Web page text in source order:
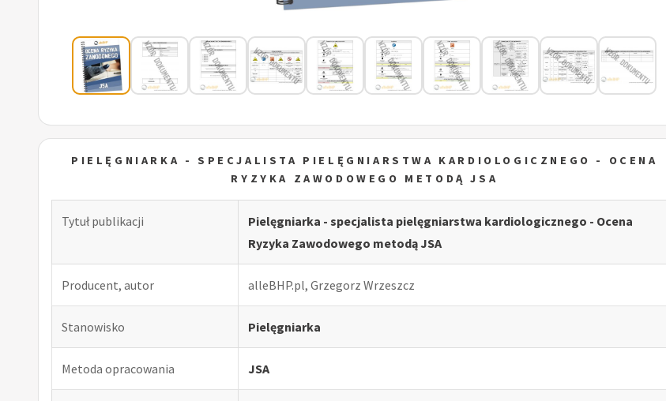
PIELĘGNIARKA - SPECJALISTA PIELĘGNIARSTWA KARDIOLOGICZNEGO - OCENA
RYZYKA ZAWODOWEGO METODĄ JSA
Tytuł publikacji
Pielęgniarka - specjalista pielęgniarstwa kardiologicznego - Ocena
Ryzyka Zawodowego metodą JSA
Producent, autor alleBHP.pl, Grzegorz Wrzeszcz
Stanowisko Pielęgniarka
Metoda opracowania JSA